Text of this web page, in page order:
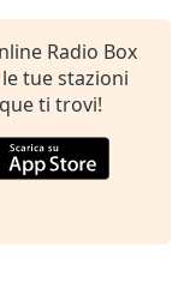
Radio Box
tue stazioni
ti trovi!